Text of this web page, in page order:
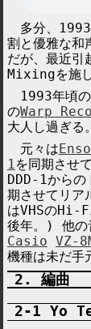
多分、
割と優雅な和
だが、最近引
Mixingを施
1993年頃
のWarp
大人し過ぎる。
元々は
1を同期させ
DDD-1からの
期させてリア
はVHSのHi-
後年。) 他の
Casio VZ-
機種は未だ手
編曲
Yo